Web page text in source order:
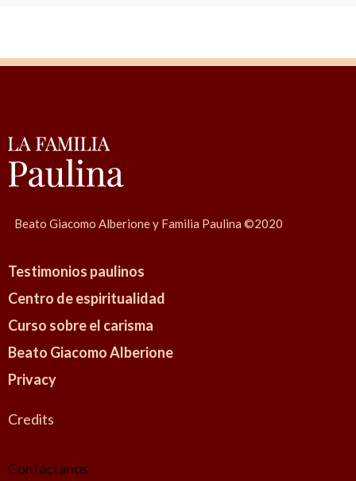
Beato Giacomo Alberione y Familia Paulina ©2020
Testimonios paulinos
Centro de espiritualidad
Curso sobre el carisma
Beato Giacomo Alberione
Privacy
Credits
Contáctanos